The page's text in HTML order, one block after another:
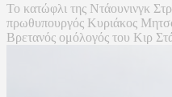
Το κατώφλι της Ντάουνινγκ
πρωθυπουργός Κυριάκος
Βρετανός ομόλογός του Κιρ